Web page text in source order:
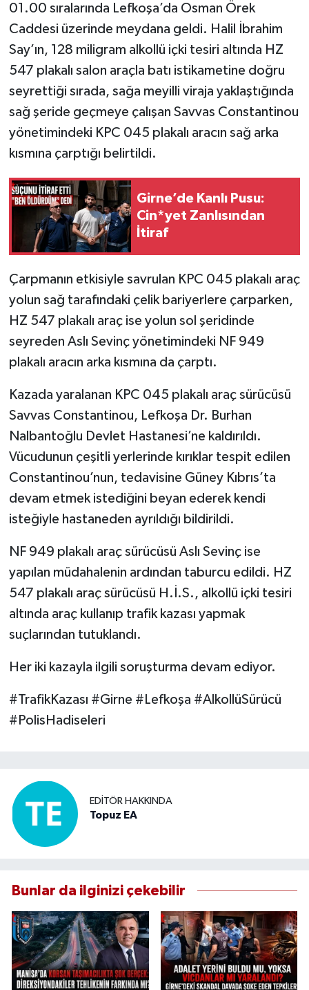
01.00 sıralarında Lefkoşa’da Osman Örek
Caddesi üzerinde meydana geldi. Halil İbrahim
Say’ın, 128 miligram alkollü içki tesiri altında HZ
547 plakalı salon araçla batı istikametine doğru
seyrettiği sırada, sağa meyilli viraja yaklaştığında
sağ şeride geçmeye çalışan Savvas Constantinou
yönetimindeki KPC 045 plakalı aracın sağ arka
kısmına çarptığı belirtildi.
Girne’de Kanlı Pusu:
Cin*yet Zanlısından
İtiraf
Çarpmanın etkisiyle savrulan KPC 045 plakalı araç
yolun sağ tarafındaki çelik bariyerlere çarparken,
HZ 547 plakalı araç ise yolun sol şeridinde
seyreden Aslı Sevinç yönetimindeki NF 949
plakalı aracın arka kısmına da çarptı.
Kazada yaralanan KPC 045 plakalı araç sürücüsü
Savvas Constantinou, Lefkoşa Dr. Burhan
Nalbantoğlu Devlet Hastanesi’ne kaldırıldı.
Vücudunun çeşitli yerlerinde kırıklar tespit edilen
Constantinou’nun, tedavisine Güney Kıbrıs’ta
devam etmek istediğini beyan ederek kendi
isteğiyle hastaneden ayrıldığı bildirildi.
NF 949 plakalı araç sürücüsü Aslı Sevinç ise
yapılan müdahalenin ardından taburcu edildi. HZ
547 plakalı araç sürücüsü H.İ.S., alkollü içki tesiri
altında araç kullanıp trafik kazası yapmak
suçlarından tutuklandı.
Her iki kazayla ilgili soruşturma devam ediyor.
#TrafikKazası #Girne #Lefkoşa #AlkollüSürücü
#PolisHadiseleri
EDITÖR HAKKINDA
Topuz EA
Bunlar da ilginizi çekebilir